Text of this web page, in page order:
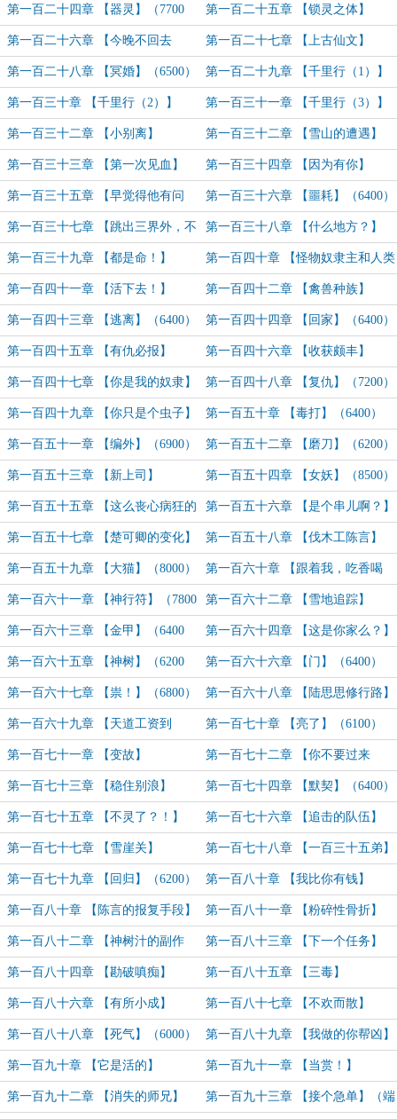
（7200字） （8600字）
第一百二十四章 【器灵】（7700
字）
第一百二十五章 【锁灵之体】
（6800字）
第一百二十六章 【今晚不回去
了……】（7600字）
第一百二十七章 【上古仙文】
（6200）
第一百二十八章 【冥婚】（6500） 第一百二十九章 【千里行（1）】
（6100）
第一百三十章 【千里行（2）】
（6400）
第一百三十一章 【千里行（3）】
（6200）
第一百三十二章 【小别离】
（7200）
第一百三十二章 【雪山的遭遇】
（7500）
第一百三十三章 【第一次见血】
（8500）
第一百三十四章 【因为有你】
（6600）
第一百三十五章 【早觉得他有问
题！】（6700）
第一百三十六章 【噩耗】（6400）
第一百三十七章 【跳出三界外，不
在五行中】（万字）
第一百三十八章 【什么地方？】
（6200）
第一百三十九章 【都是命！】
（6400）
第一百四十章 【怪物奴隶主和人类
奴隶】（7600）
第一百四十一章 【活下去！】
（6800）
第一百四十二章 【禽兽种族】
（6300）
第一百四十三章 【逃离】（6400） 第一百四十四章 【回家】（6400）
第一百四十五章 【有仇必报】
（7400）
第一百四十六章 【收获颇丰】
第一百四十七章 【你是我的奴隶】
（7500）
第一百四十八章 【复仇】（7200）
第一百四十九章 【你只是个虫子】
（7400）
第一百五十章 【毒打】（6400）
第一百五十一章 【编外】（6900） 第一百五十二章 【磨刀】（6200）
第一百五十三章 【新上司】
（6200）
第一百五十四章 【女妖】（8500）
第一百五十五章 【这么丧心病狂的
嘛？】（6400）
第一百五十六章 【是个串儿啊？】
（7200）
第一百五十七章 【楚可卿的变化】
（6000）
第一百五十八章 【伐木工陈言】
（7800）
第一百五十九章 【大猫】（8000） 第一百六十章 【跟着我，吃香喝
辣】（6400字）
第一百六十一章 【神行符】（7800
字）
第一百六十二章 【雪地追踪】
（6500字）
第一百六十三章 【金甲】（6400
字）
第一百六十四章 【这是你家么？】
（6800）
第一百六十五章 【神树】（6200
字）
第一百六十六章 【门】（6400）
第一百六十七章 【祟！】（6800） 第一百六十八章 【陆思思修行路】
（7700）
第一百六十九章 【天道工资到
账？】（8500）
第一百七十章 【亮了】（6100）
第一百七十一章 【变故】 第一百七十二章 【你不要过来
啊！】
第一百七十三章 【稳住别浪】
（6000）
第一百七十四章 【默契】（6400）
第一百七十五章 【不灵了？！】 第一百七十六章 【追击的队伍】
（6000）
第一百七十七章 【雪崖关】
（7000）
第一百七十八章 【一百三十五弟】
（7000）
第一百七十九章 【回归】（6200） 第一百八十章 【我比你有钱】
（6400字）
第一百八十章 【陈言的报复手段】
（6000字）
第一百八十一章 【粉碎性骨折】
（6600）
第一百八十二章 【神树汁的副作
用】
第一百八十三章 【下一个任务】
（6400）
第一百八十四章 【勘破嗔痴】
（6600）
第一百八十五章 【三毒】
第一百八十六章 【有所小成】
（6000字）
第一百八十七章 【不欢而散】
（7100）
第一百八十八章 【死气】（6000） 第一百八十九章 【我做的你帮凶】
（6000）
第一百九十章 【它是活的】
（6000）
第一百九十一章 【当赏！】
（6400）
第一百九十二章 【消失的师兄】 第一百九十三章 【接个急单】（端